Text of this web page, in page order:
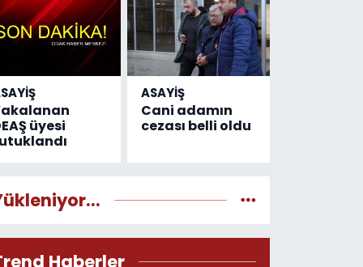
üyesi
ASAYİŞ
Cani adamın
cezası belli oldu
Haberler